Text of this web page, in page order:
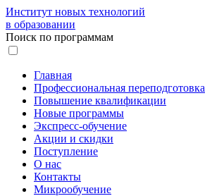
Институт новых технологий
в образовании
Поиск по программам
Главная
Профессиональная переподготовка
Повышение квалификации
Новые программы
Экспресс-обучение
Акции и скидки
Поступление
О нас
Контакты
Микрообучение